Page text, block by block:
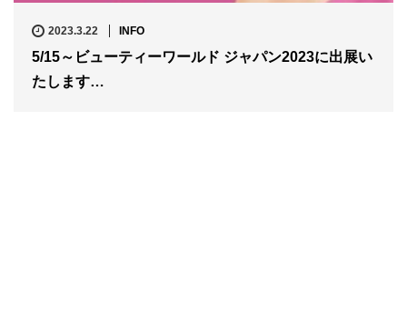
2023.3.22 INFO
5/15～ビューティーワールド ジャパン2023に出展い
たします…